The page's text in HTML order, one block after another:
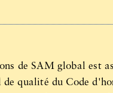
de SAM global est
de qualité du Code